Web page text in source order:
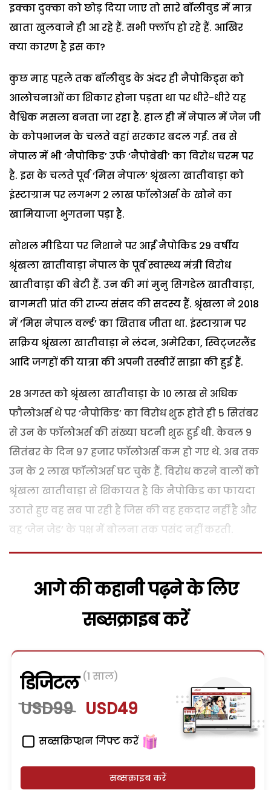
इक्का दुक्का को छोड़ दिया जाए तो सारे बॉलीवुड में मात्र
खाता खुलवाने ही आ रहे हैं. सभी फ्लॉप हो रहे हैं. आखिर
क्या कारण है इस का?
कुछ माह पहले तक बॉलीवुड के अंदर ही नैपोकिड्स को
आलोचनाओं का शिकार होना पड़ता था पर धीरे-धीरे यह
वैश्विक मसला बनता जा रहा है. हाल ही में नेपाल में जेन जी
के कोपभाजन के चलते वहां सरकार बदल गई. तब से
नेपाल में भी ‘नैपोकिड’ उर्फ ‘नैपोबेबी’ का विरोध चरम पर
है. इस के चलते पूर्व ‘मिस नेपाल’ श्रृंखला खातीवाड़ा को
इंस्टाग्राम पर लगभग 2 लाख फॉलोअर्स के खोने का
खामियाजा भुगतना पड़ा है.
सोशल मीडिया पर निशाने पर आईं नैपोकिड 29 वर्षीय
श्रृंखला खातीवाड़ा नेपाल के पूर्व स्वास्थ्य मंत्री विरोध
खातीवाड़ा की बेटी हैं. उन की मां मुनु सिगडेल खातीवाड़ा,
बागमती प्रांत की राज्य संसद की सदस्य हैं. श्रृंखला ने 2018
में ‘मिस नेपाल वर्ल्ड’ का खिताब जीता था. इंस्टाग्राम पर
सक्रिय श्रृंखला खातीवाड़ा ने लंदन, अमेरिका, स्विट्जरलैंड
आदि जगहों की यात्रा की अपनी तस्वीरें साझा की हुई हैं.
28 अगस्त को श्रृंखला खातीवाड़ा के 10 लाख से अधिक
फौलोअर्स थे पर ‘नैपोकिड’ का विरोध शुरू होते ही 5 सितंबर
से उन के फॉलोअर्स की संख्या घटनी शुरू हुई थी. केवल 9
सितंबर के दिन 97 हजार फॉलोअर्स कम हो गए थे. अब तक
उन के 2 लाख फॉलोअर्स घट चुके हैं. विरोध करने वालों को
श्रृंखला खातीवाड़ा से शिकायत है कि नैपोकिड का फायदा
उठाते हुए वह सब पा रही है जिस की वह हकदार नहीं है और
वह ‘जेन जेड’ के पक्ष में बोलना तक पसंद नहीं करती.
आगे की कहानी पढ़ने के लिए
सब्सक्राइब करें
डिजिटल (1 साल)
USD99 USD49
सब्सक्रिप्शन गिफ्ट करें
सब्सक्राइब करें